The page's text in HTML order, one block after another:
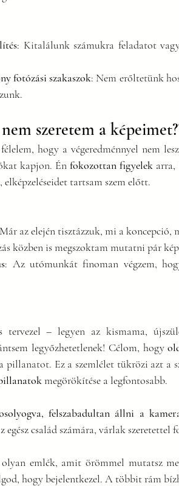
: Kitalálunk számukra feladatot
fotózási szakaszok: Nem erőltetünk
szeretem a
hogy a végeredménnyel nem
kapjon. Én fokozottan figyelek
tartsam szem előtt.
az elején tisztázzuk, mi a
közben is megszoktam mutatni pár
: Az utómunkát finoman végzem,
tervezel – legyen az kismama,
legyőzhetetlenek! Célom, hogy
pillanatot. Ez a szemlélet tükrözi azt a
megörökítése a legfontosabb.
felszabadultan állni a
egész család számára, várlak szeretettel
emlék, amit örömmel mutatsz
hogy bejelentkezel. A többit rám